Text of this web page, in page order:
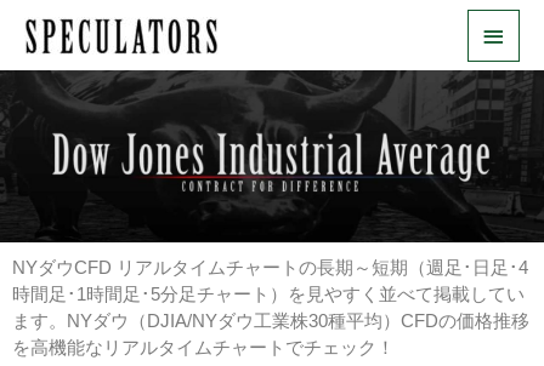
キ
ッ
プ
メ
イ
ン
メ
ニ
ュ
ー
NYダウCFD リアルタイムチャートの長期～短期（週足･日足･4
時間足･1時間足･5分足チャート）を見やすく並べて掲載してい
ます。NYダウ（DJIA/NYダウ工業株30種平均）CFDの価格推移
を高機能なリアルタイムチャートでチェック！